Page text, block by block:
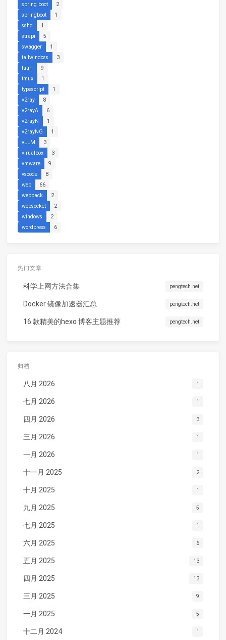
spring boot
2
springboot
1
sshd
1
strapi
5
swagger
1
tailwindcss
3
tauri
9
tmux
1
typescript
1
v2ray
8
v2rayA
6
v2rayN
1
v2rayNG
1
vLLM
3
virualbox
3
vmware
9
vscode
8
web
66
webpack
2
websocket
2
windows
2
wordpress
6
热门文章
科学上网方法合集 pengtech.net
Docker 镜像加速器汇总 pengtech.net
16 款精美的hexo 博客主题推荐 pengtech.net
归档
八月 2026 1
七月 2026 1
四月 2026 3
三月 2026 1
一月 2026 1
十一月 2025 2
十月 2025 1
九月 2025 5
七月 2025 1
六月 2025 6
五月 2025 13
四月 2025 13
三月 2025 9
一月 2025 5
十二月 2024 1